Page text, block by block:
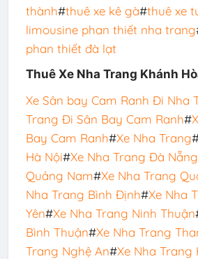
thành#thuê xe kê gà#thuê xe
limousine phan thiết nha trang
phan thiết đà lạt
Thuê Xe Nha Trang Khánh
Xe Sân bay Cam Ranh Đi Nha
Trang Đi Sân Bay Cam Ranh#
Bay Cam Ranh#Xe Nha Trang
Hà Nội#Xe Nha Trang Đà Nẵng
Quảng Nam#Xe Nha Trang
Nha Trang Bình Định#Xe Nha
Yên#Xe Nha Trang Ninh Thuận
Bình Thuận#Xe Nha Trang
Trang Nghệ An#Xe Nha Trang